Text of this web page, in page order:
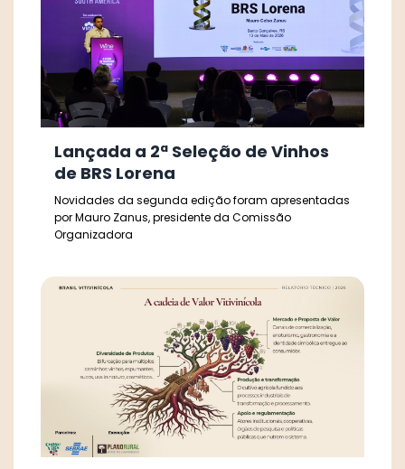
Lançada a 2ª Seleção de Vinhos
de BRS Lorena
Novidades da segunda edição foram apresentadas
por Mauro Zanus, presidente da Comissão
Organizadora